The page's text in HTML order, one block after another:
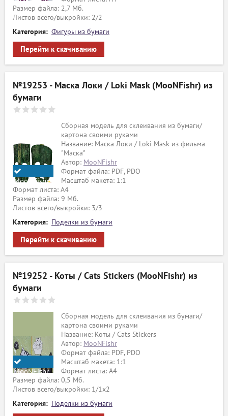
Размер файла: 2,7 Мб.
Листов всего/выкройки: 2/2
Категория: Фигуры из бумаги
Перейти к скачиванию
№19253 - Маска Локи / Loki Mask (MooNFishr) из
бумаги
MooNFishr
Сборная модель для склеивания из бумаги/
картона своими руками
Название: Маска Локи / Loki Mask из фильма
"Маска"
Автор: MooNFishr
Формат файла: PDF, PDO
Масштаб макета: 1:1
Формат листа: А4
Размер файла: 9 Мб.
Листов всего/выкройки: 3/3
Категория: Поделки из бумаги
Перейти к скачиванию
№19252 - Коты / Cats Stickers (MooNFishr) из
бумаги
MooNFishr
Сборная модель для склеивания из бумаги/
картона своими руками
Название: Коты / Cats Stickers
Автор: MooNFishr
Формат файла: PDF, PDO
Масштаб макета: 1:1
Формат листа: А4
Размер файла: 0,5 Мб.
Листов всего/выкройки: 1/1х2
Категория: Поделки из бумаги